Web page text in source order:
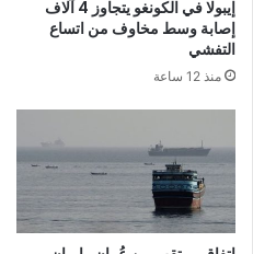
إيبولا في الكونغو يتجاوز 4 آلاف
إصابة وسط مخاوف من اتساع
التفشي
منذ 12 ساعة